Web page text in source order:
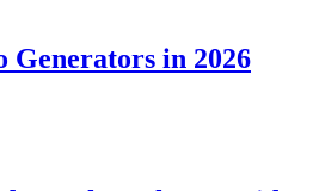
Generators in 2026